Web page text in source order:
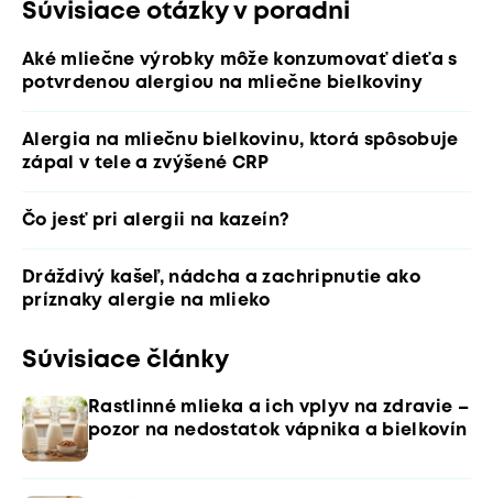
Súvisiace otázky v poradni
Aké mliečne výrobky môže konzumovať dieťa s
potvrdenou alergiou na mliečne bielkoviny
Alergia na mliečnu bielkovinu, ktorá spôsobuje
zápal v tele a zvýšené CRP
Čo jesť pri alergii na kazeín?
Dráždivý kašeľ, nádcha a zachripnutie ako
príznaky alergie na mlieko
Súvisiace články
Rastlinné mlieka a ich vplyv na zdravie –
pozor na nedostatok vápnika a bielkovín